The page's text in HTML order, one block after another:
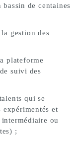
de centaines
gestion des
plateforme
suivi des
qui se
expérimentés et
ou
;